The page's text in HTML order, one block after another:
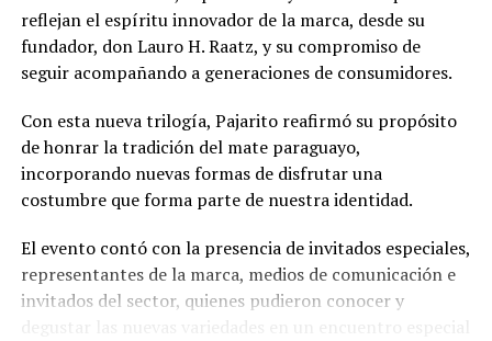
reflejan el espíritu innovador de la marca, desde su
fundador, don Lauro H. Raatz, y su compromiso de
seguir acompañando a generaciones de consumidores.
Con esta nueva trilogía, Pajarito reafirmó su propósito
de honrar la tradición del mate paraguayo,
incorporando nuevas formas de disfrutar una
costumbre que forma parte de nuestra identidad.
El evento contó con la presencia de invitados especiales,
representantes de la marca, medios de comunicación e
invitados del sector, quienes pudieron conocer y